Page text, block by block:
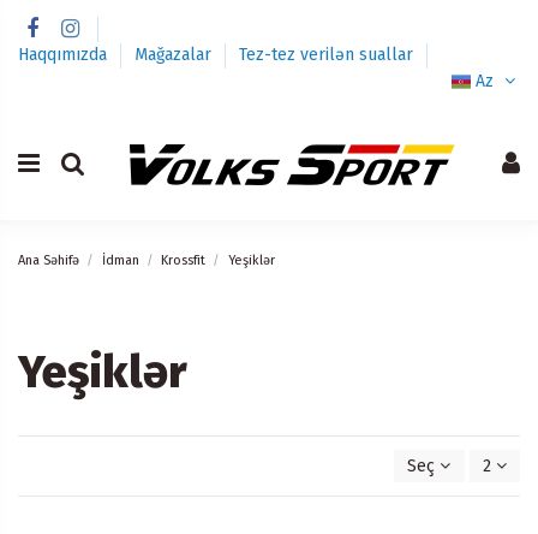
Haqqımızda Mağazalar
Tez-tez verilən suallar
Az
Ana Səhifə İdman Krossfit Yeşiklər
Yeşiklər
Seç 2